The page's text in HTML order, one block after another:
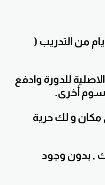
من التدريب (
القيمة الاصلية للدورة وادفع
أخرى.
مكان و لك حرية
, بدون وجود